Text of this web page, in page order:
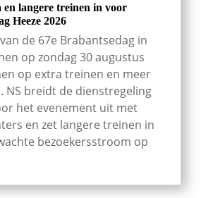
en langere treinen in voor
Heeze 2026
de 67e Brabantsedag in
op zondag 30 augustus
op extra treinen en meer
NS breidt de dienstregeling
het evenement uit met
en zet langere treinen in
bezoekersstroom op